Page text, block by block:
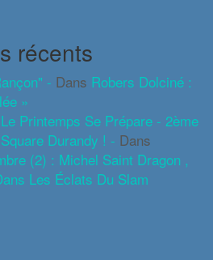
récents
- Dans Robers Dolciné :
»
Printemps Se Prépare - 2ème
Durandy ! - Dans
(2) : Michel Saint Dragon ,
Les Éclats Du Slam